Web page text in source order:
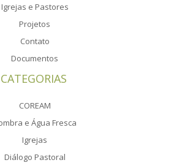
Igrejas e Pastores
Projetos
Contato
Documentos
CATEGORIAS
COREAM
e Água Fresca
Igrejas
Diálogo Pastoral